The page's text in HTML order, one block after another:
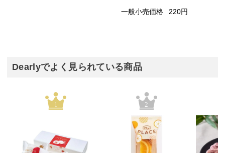
一般小売価格 220円
Dearlyでよく見られている商品
1 2